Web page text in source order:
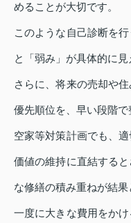
めることが大切です。
このような自己診断を
と「弱み」が具体的に見
さらに、将来の売却や
優先順位を、早い段階で
空家等対策計画でも、
価値の維持に直結する
な修繕の積み重ねが結果
一度に大きな費用をか